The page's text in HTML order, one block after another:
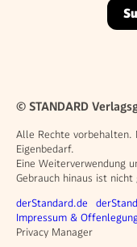
© STANDARD
Alle Rechte vorbehalten.
Eigenbedarf.
Eine Weiterverwendung
Gebrauch hinaus ist
Weitere Angebote
derStandard.de
Rechtliches
Impressum &
Privacy Manager